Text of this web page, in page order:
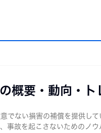
業・企業研究
究
概要・動向・ト
でない損害の補償を提供し
事故を起こさないためのノウ